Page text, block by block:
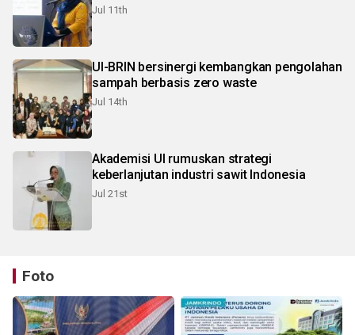
Jul 11th
UI-BRIN bersinergi kembangkan pengolahan
sampah berbasis zero waste
Jul 14th
Akademisi UI rumuskan strategi
keberlanjutan industri sawit Indonesia
Jul 21st
Foto